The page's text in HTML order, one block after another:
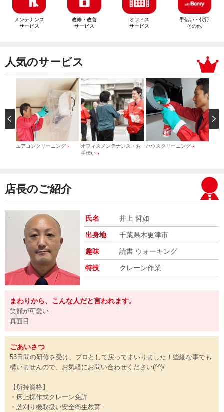
メンテナンス
サービス
改修・改善
サービス
オフィス
サービス
手伝い・代行
その他
人気のサービス
エアコンクリーニング ＞
オフィスメンテナンス・お
手伝い ＞
ハウスクリーニング ＞
店長のご紹介
氏名 井上 哲如
出身地 千葉県木更津市
趣味 読書 ウォーキング
特技 クレーン作業
まわりから、こんな人だと言われます。
笑顔が可愛い
真面目
ごあいさつ
53日間の研修を受け、プロとして戻ってまいりました！些細な事でも
構いませんので、お気軽にお問い合わせください(^^)/
【所持資格】
・床上操作式クレーン免許
・芝刈り機取扱い安全衛生教育